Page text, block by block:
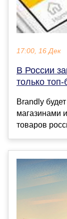
17:00, 16 Дек
В России
только
Brandly
магазинами
товаров